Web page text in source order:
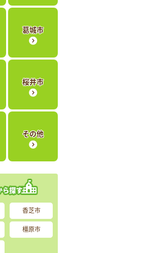
葛城市
桜井市
その他
香芝市
橿原市